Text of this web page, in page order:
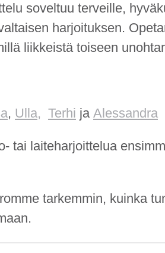
soveltuu terveille,
harjoituksen.
liikkeistä toiseen
, Ulla, Terhi ja Alessandra
tai laiteharjoittelua
tarkemmin, kuinka